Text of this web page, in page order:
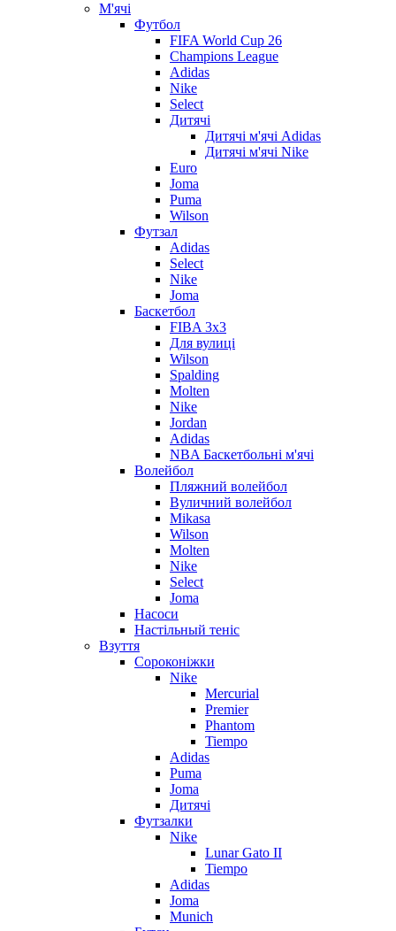
М'ячі
Футбол
FIFA World Cup 26
Champions League
Adidas
Nike
Select
Дитячі
Дитячі м'ячі Adidas
Дитячі м'ячі Nike
Euro
Joma
Puma
Wilson
Футзал
Adidas
Select
Nike
Joma
Баскетбол
FIBA 3x3
Для вулиці
Wilson
Spalding
Molten
Nike
Jordan
Adidas
NBA Баскетбольні м'ячі
Волейбол
Пляжний волейбол
Вуличний волейбол
Mikasa
Wilson
Molten
Nike
Select
Joma
Насоси
Настільный теніс
Взуття
Сороконіжки
Nike
Mercurial
Premier
Phantom
Tiempo
Adidas
Puma
Joma
Дитячі
Футзалки
Nike
Lunar Gato II
Tiempo
Adidas
Joma
Munich